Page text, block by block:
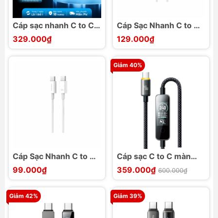
Cáp sạc nhanh C to C
2m Cuktech CTC620P
240W Màn hình OLED
329.000₫
Cáp Sạc Nhanh C to C
2m 240W CUKTECH
CTC520P
129.000₫
Cáp Sạc Nhanh C to C
100W CUKTECH KLC-
99.000₫
Giảm 40%
Cáp sạc C to C màn
hình FTF thông minh
MCDODO CA-875 Cab
Vision 240W 1.2M
359.000₫ 600.000₫
Giảm 42% Giảm 39%